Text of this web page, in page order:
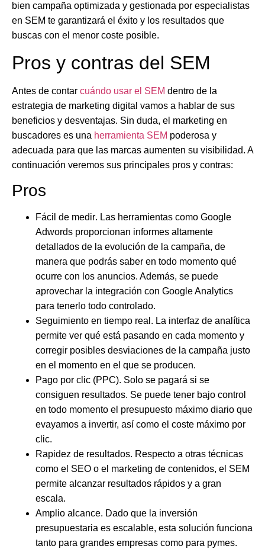
bien campaña optimizada y gestionada por especialistas
en SEM te garantizará el éxito y los resultados que
buscas con el menor coste posible.
Pros y contras del SEM
Antes de contar cuándo usar el SEM dentro de la
estrategia de marketing digital vamos a hablar de sus
beneficios y desventajas. Sin duda, el marketing en
buscadores es una herramienta SEM poderosa y
adecuada para que las marcas aumenten su visibilidad. A
continuación veremos sus principales pros y contras:
Pros
Fácil de medir. Las herramientas como Google
Adwords proporcionan informes altamente
detallados de la evolución de la campaña, de
manera que podrás saber en todo momento qué
ocurre con los anuncios. Además, se puede
aprovechar la integración con Google Analytics
para tenerlo todo controlado.
Seguimiento en tiempo real. La interfaz de analítica
permite ver qué está pasando en cada momento y
corregir posibles desviaciones de la campaña justo
en el momento en el que se producen.
Pago por clic (PPC). Solo se pagará si se
consiguen resultados. Se puede tener bajo control
en todo momento el presupuesto máximo diario que
evayamos a invertir, así como el coste máximo por
clic.
Rapidez de resultados. Respecto a otras técnicas
como el SEO o el marketing de contenidos, el SEM
permite alcanzar resultados rápidos y a gran
escala.
Amplio alcance. Dado que la inversión
presupuestaria es escalable, esta solución funciona
tanto para grandes empresas como para pymes.